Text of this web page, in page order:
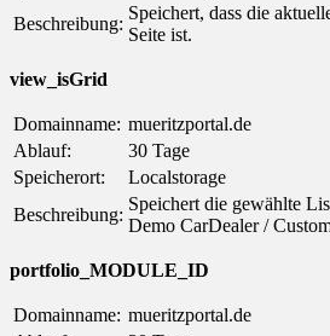
Beschreibung:
Speichert, dass die
Seite ist.
view_isGrid
Domainname: mueritzportal.de
Ablauf:
30 Tage
Speicherort:
Localstorage
Beschreibung:
Speichert die gewählte
Demo CarDealer /
portfolio_MODULE_ID
Domainname: mueritzportal.de